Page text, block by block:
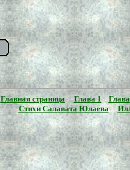
Главная страница Глава 1
Стихи Салавата Юлаева